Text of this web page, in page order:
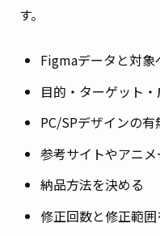
す。
Figmaデータと対象
目的・ターゲット
PC/SPデザインの有
参考サイトやアニ
納品方法を決める
修正回数と修正範囲